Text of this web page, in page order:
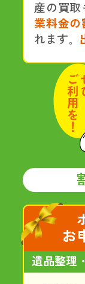
産の買取
業料金の
れます。
お
遺品整理